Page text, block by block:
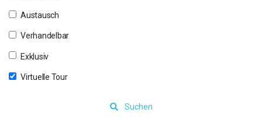
Austausch
Verhandelbar
Exklusiv
Virtuelle Tour
Suchen